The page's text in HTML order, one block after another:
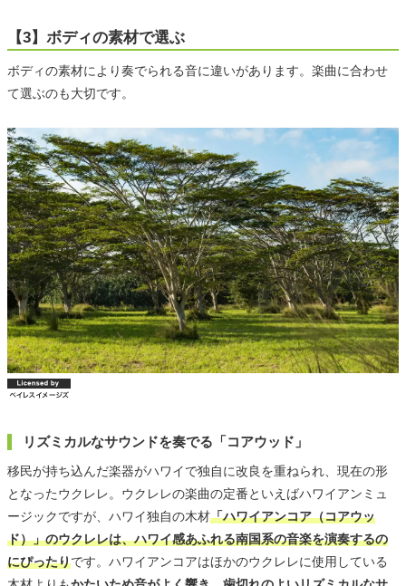
【3】ボディの素材で選ぶ
ボディの素材により奏でられる音に違いがあります。楽曲に合わせ
て選ぶのも大切です。
リズミカルなサウンドを奏でる「コアウッド」
移民が持ち込んだ楽器がハワイで独自に改良を重ねられ、現在の形
となったウクレレ。ウクレレの楽曲の定番といえばハワイアンミュ
ージックですが、ハワイ独自の木材「ハワイアンコア（コアウッ
ド）」のウクレレは、ハワイ感あふれる南国系の音楽を演奏するの
にぴったりです。ハワイアンコアはほかのウクレレに使用している